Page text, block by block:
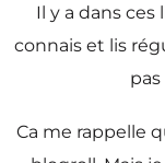
Il y a dans
connais et lis
Ca me rappelle